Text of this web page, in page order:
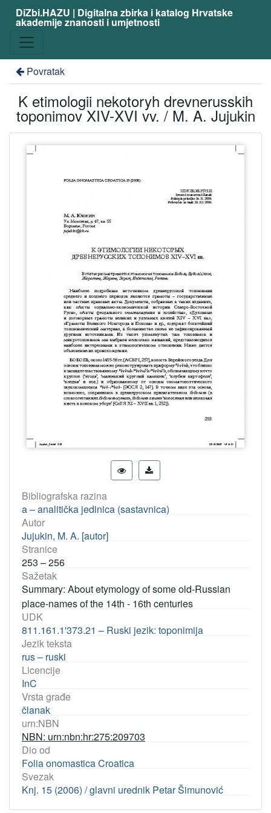
DiZbi.HAZU | Digitalna zbirka i katalog Hrvatske
akademije znanosti i umjetnosti
Povratak
K etimologii nekotoryh drevnerusskih
toponimov XIV-XVI vv. / M. A. Jujukin
Bibliografska razina
a – analitička jedinica (sastavnica)
Autor
Jujukin, M. A. [autor]
Stranice
253 – 256
Sažetak
Summary: About etymology of some old-Russian
place-names of the 14th - 16th centuries
UDK
811.161.1'373.21 – Ruski jezik: toponimija
Jezik teksta
rus – ruski
Licencije
InC
Vrsta građe
članak
urn:NBN
NBN: urn:nbn:hr:275:209703
Dio od
Folia onomastica Croatica
Svezak
Knj. 15 (2006) / glavni urednik Petar Šimunović